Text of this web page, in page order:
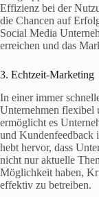
Effizienz bei der
die Chancen auf
Social Media
erreichen und das
3. Echtzeit-Marketing
In einer immer
Unternehmen flexibel
ermöglicht es
und Kundenfeedback
hebt hervor, dass
nicht nur aktuelle
Möglichkeit haben,
effektiv zu betreiben.